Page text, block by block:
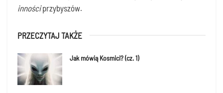
inno­ściprzybyszów.
PRZECZYTAJ TAKŻE
Jak mówią Kosmici? (cz. 1)